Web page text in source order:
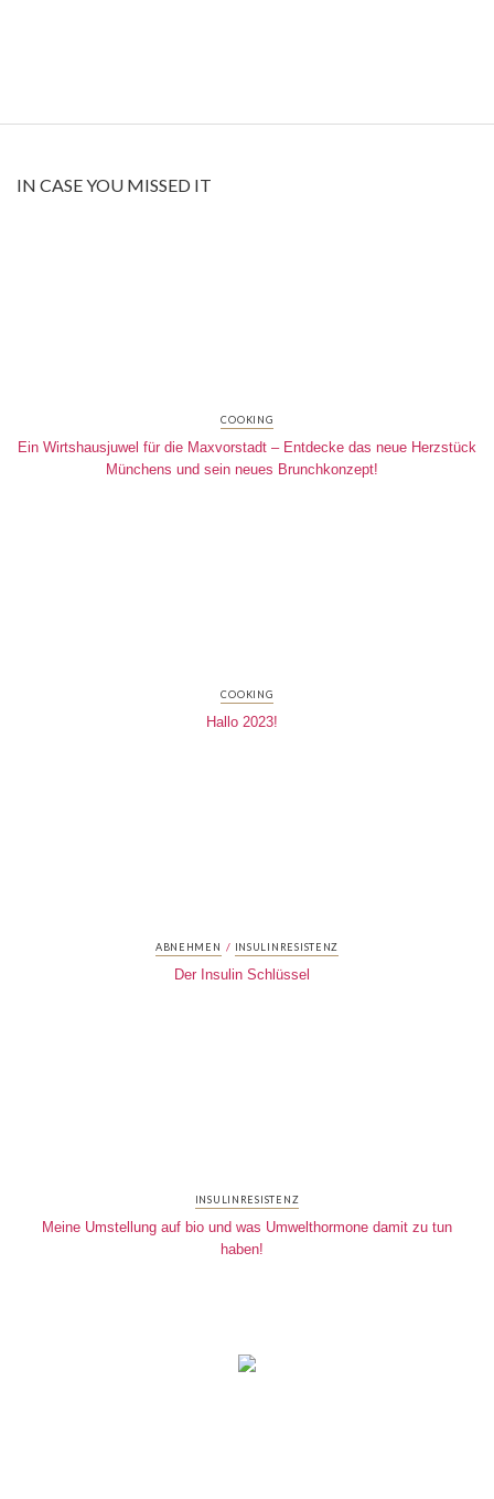
IN CASE YOU MISSED IT
COOKING
Ein Wirtshausjuwel für die Maxvorstadt – Entdecke das neue Herzstück
Münchens und sein neues Brunchkonzept!
COOKING
Hallo 2023!
ABNEHMEN / INSULINRESISTENZ
Der Insulin Schlüssel
INSULINRESISTENZ
Meine Umstellung auf bio und was Umwelthormone damit zu tun
haben!